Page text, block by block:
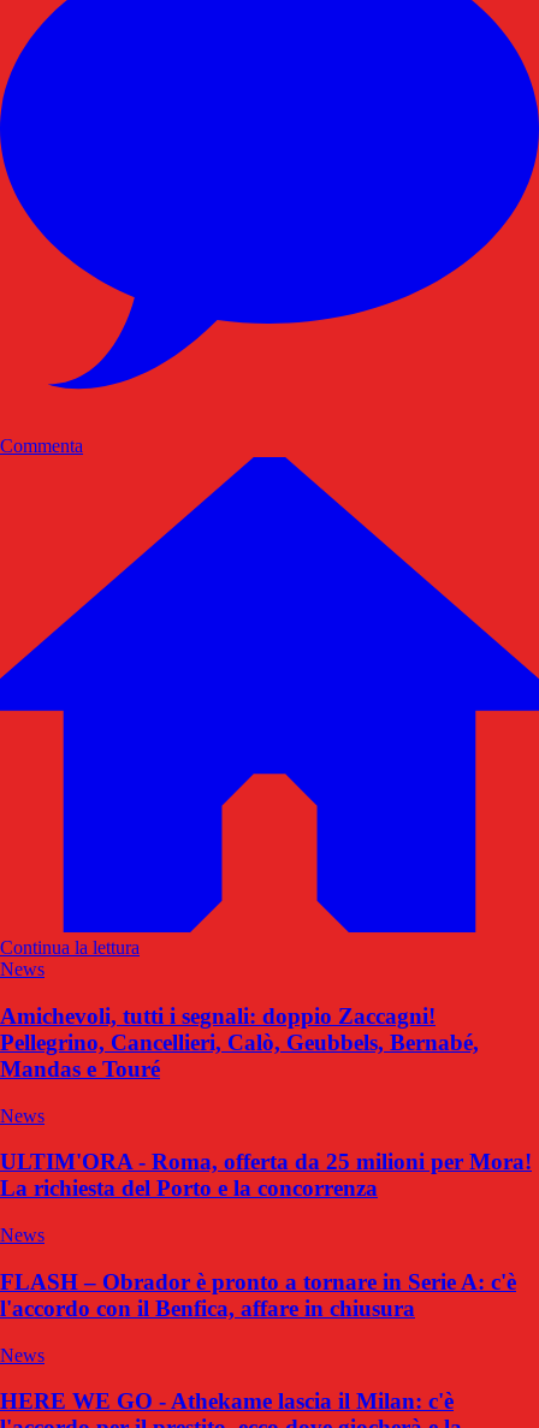
Commenta
Continua la lettura
News
Amichevoli, tutti i segnali: doppio Zaccagni!
Pellegrino, Cancellieri, Calò, Geubbels, Bernabé,
Mandas e Touré
News
ULTIM'ORA - Roma, offerta da 25 milioni per Mora!
La richiesta del Porto e la concorrenza
News
FLASH – Obrador è pronto a tornare in Serie A: c'è
l'accordo con il Benfica, affare in chiusura
News
HERE WE GO - Athekame lascia il Milan: c'è